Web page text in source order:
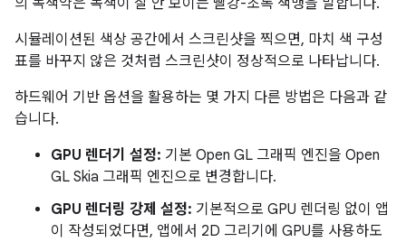
시뮬레이션된 색상 공간에서 스크린샷을 찍으면, 마치 색 구성
표를 바꾸지 않은 것처럼 스크린샷이 정상적으로 나타납니다.
하드웨어 기반 옵션을 활용하는 몇 가지 다른 방법은 다음과 같
습니다.
GPU 렌더기 설정: 기본 Open GL 그래픽 엔진을 Open
GL Skia 그래픽 엔진으로 변경합니다.
GPU 렌더링 강제 설정: 기본적으로 GPU 렌더링 없이 앱
이 작성되었다면, 앱에서 2D 그리기에 GPU를 사용하도